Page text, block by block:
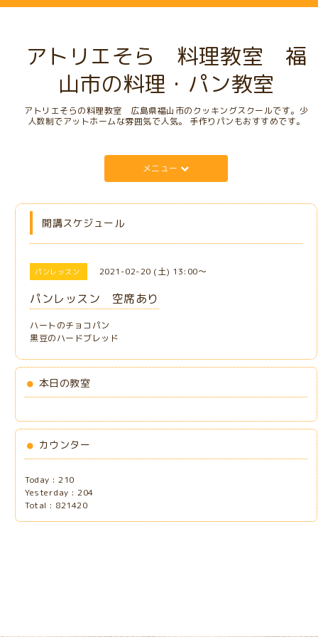
アトリエそら 料理教室 福
山市の料理・パン教室
アトリエそらの料理教室 広島県福山市のクッキングスクールです。少
人数制でアットホームな雰囲気で人気。 手作りパンもおすすめです。
メニュー
開講スケジュール
パンレッスン 2021-02-20 (土) 13:00～
パンレッスン 空席あり
ハートのチョコパン
黒豆のハードブレッド
本日の教室
カウンター
Today :210
Yesterday :204
Total : 821420